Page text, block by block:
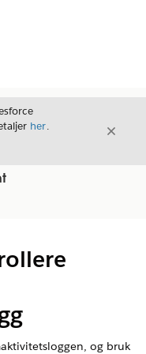
her.
Avslutt
og bruk